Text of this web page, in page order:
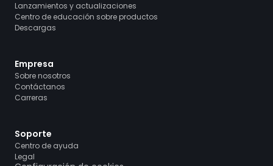
Lanzamientos y actualizaciones
Centro de educación sobre productos
Descargas
Empresa
Sobre nosotros
Contáctanos
Carreras
Soporte
Centro de ayuda
Legal